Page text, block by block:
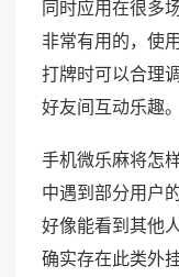
同时应用在很多
非常有用的，使
打牌时可以合理
好友间互动乐趣。
手机微乐麻将怎
中遇到部分用户
好像能看到其他
确实存在此类外